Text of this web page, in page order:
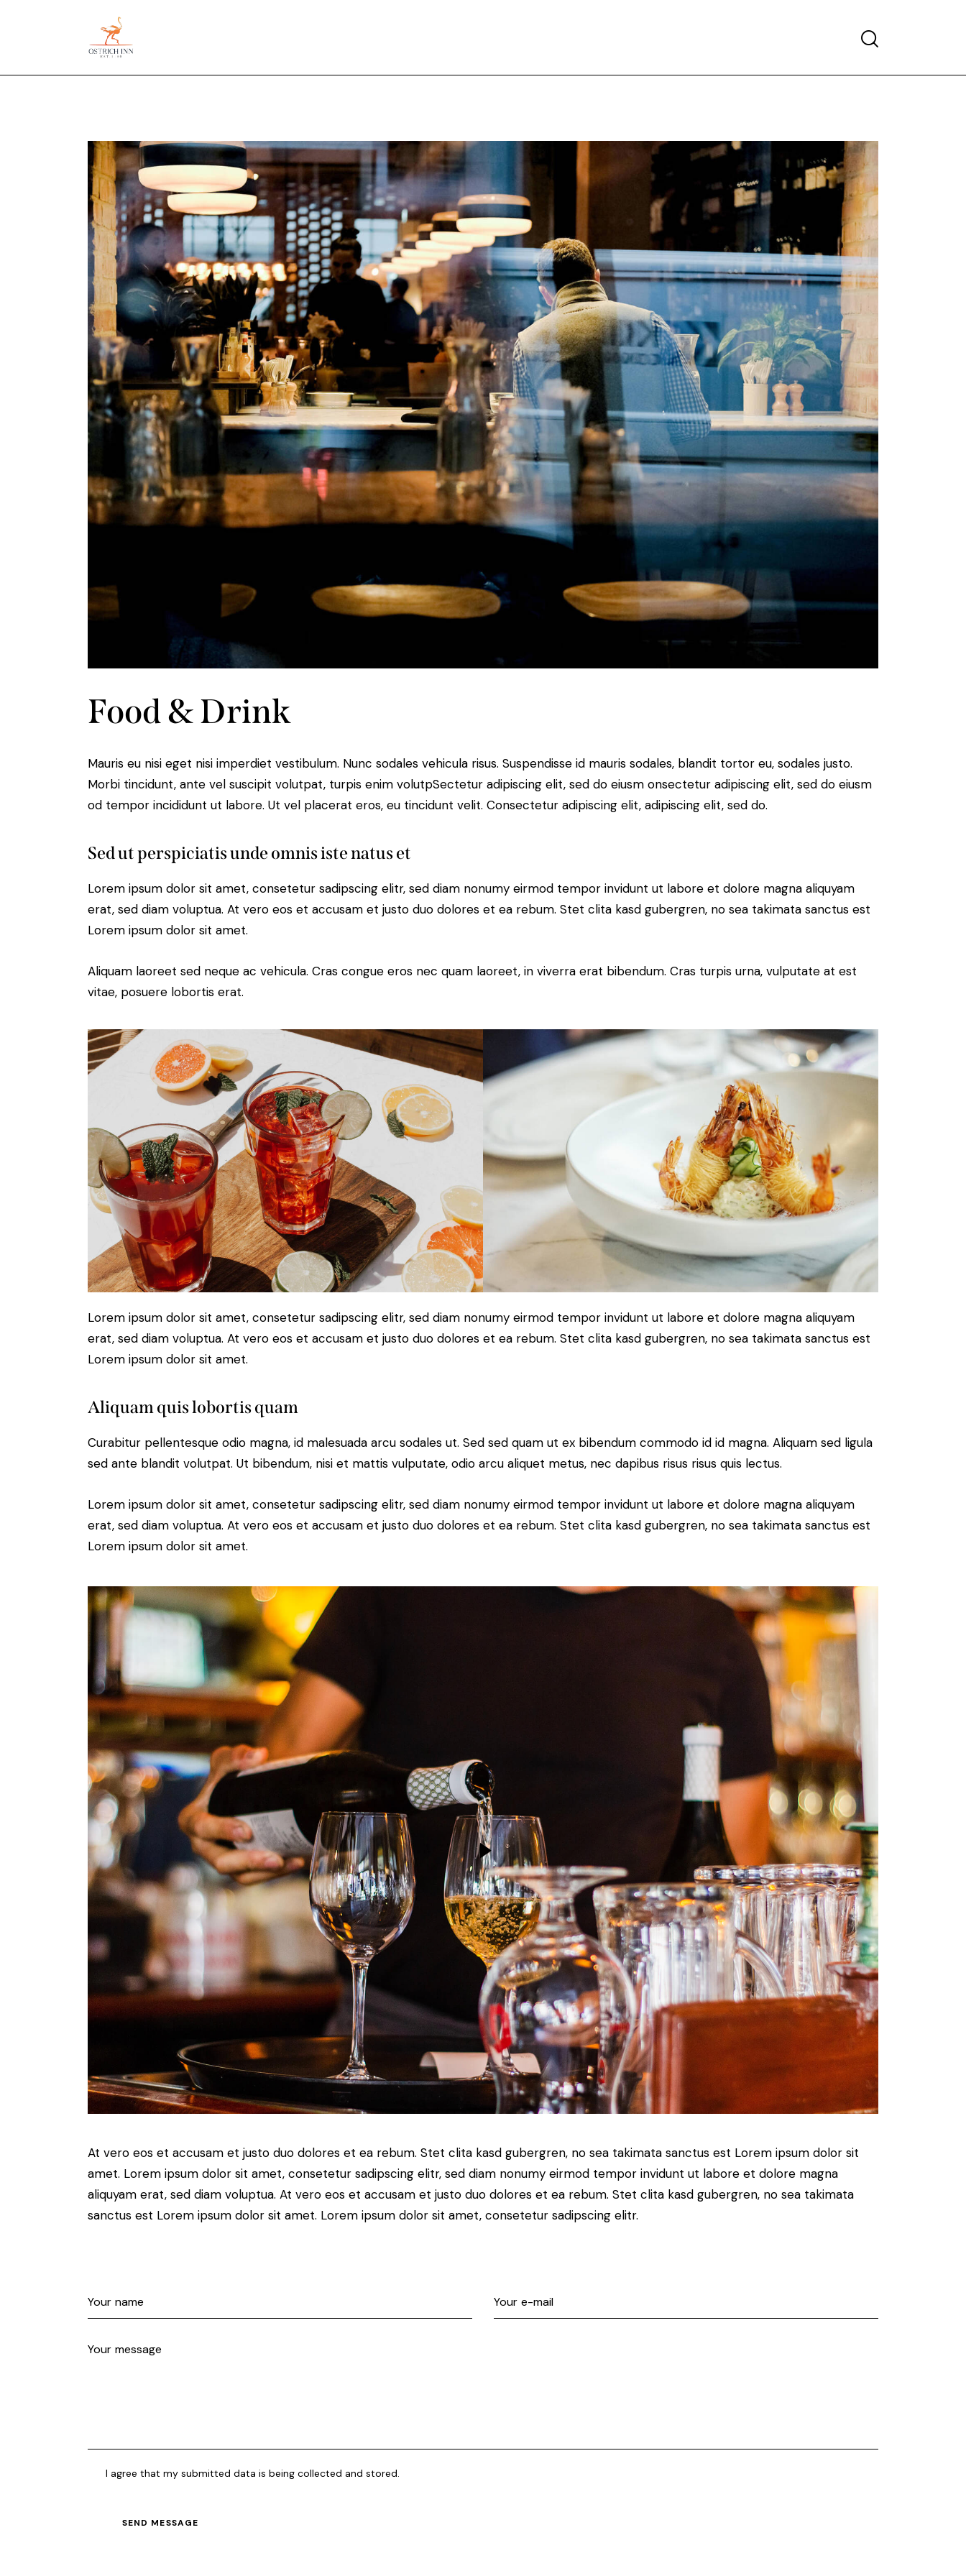
Food & Drink
Mauris eu nisi eget nisi imperdiet vestibulum. Nunc sodales vehicula risus. Suspendisse id mauris sodales, blandit tortor eu, sodales justo.
Morbi tincidunt, ante vel suscipit volutpat, turpis enim volutpSectetur adipiscing elit, sed do eiusm onsectetur adipiscing elit, sed do eiusm
od tempor incididunt ut labore. Ut vel placerat eros, eu tincidunt velit. Consectetur adipiscing elit, adipiscing elit, sed do.
Sed ut perspiciatis unde omnis iste natus et
Lorem ipsum dolor sit amet, consetetur sadipscing elitr, sed diam nonumy eirmod tempor invidunt ut labore et dolore magna aliquyam
erat, sed diam voluptua. At vero eos et accusam et justo duo dolores et ea rebum. Stet clita kasd gubergren, no sea takimata sanctus est
Lorem ipsum dolor sit amet.
Aliquam laoreet sed neque ac vehicula. Cras congue eros nec quam laoreet, in viverra erat bibendum. Cras turpis urna, vulputate at est
vitae, posuere lobortis erat.
Lorem ipsum dolor sit amet, consetetur sadipscing elitr, sed diam nonumy eirmod tempor invidunt ut labore et dolore magna aliquyam
erat, sed diam voluptua. At vero eos et accusam et justo duo dolores et ea rebum. Stet clita kasd gubergren, no sea takimata sanctus est
Lorem ipsum dolor sit amet.
Aliquam quis lobortis quam
Curabitur pellentesque odio magna, id malesuada arcu sodales ut. Sed sed quam ut ex bibendum commodo id id magna. Aliquam sed ligula
sed ante blandit volutpat. Ut bibendum, nisi et mattis vulputate, odio arcu aliquet metus, nec dapibus risus risus quis lectus.
Lorem ipsum dolor sit amet, consetetur sadipscing elitr, sed diam nonumy eirmod tempor invidunt ut labore et dolore magna aliquyam
erat, sed diam voluptua. At vero eos et accusam et justo duo dolores et ea rebum. Stet clita kasd gubergren, no sea takimata sanctus est
Lorem ipsum dolor sit amet.
At vero eos et accusam et justo duo dolores et ea rebum. Stet clita kasd gubergren, no sea takimata sanctus est Lorem ipsum dolor sit
amet. Lorem ipsum dolor sit amet, consetetur sadipscing elitr, sed diam nonumy eirmod tempor invidunt ut labore et dolore magna
aliquyam erat, sed diam voluptua. At vero eos et accusam et justo duo dolores et ea rebum. Stet clita kasd gubergren, no sea takimata
sanctus est Lorem ipsum dolor sit amet. Lorem ipsum dolor sit amet, consetetur sadipscing elitr.
I agree that my submitted data is being collected and stored.
SEND MESSAGE